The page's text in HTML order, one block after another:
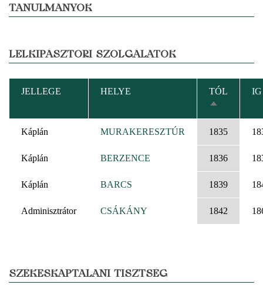
TANULMÁNYOK
LELKIPÁSZTORI SZOLGÁLATOK
JELLEGE HELYE
TÓL
CSÖKKENŐ
RENDEZÉS
IG
Káplán MURAKERESZTÚR 1835
Káplán BERZENCE 1836
Káplán BARCS 1839
Adminisztrátor CSÁKÁNY 1842
SZÉKESKÁPTALANI TISZTSÉG